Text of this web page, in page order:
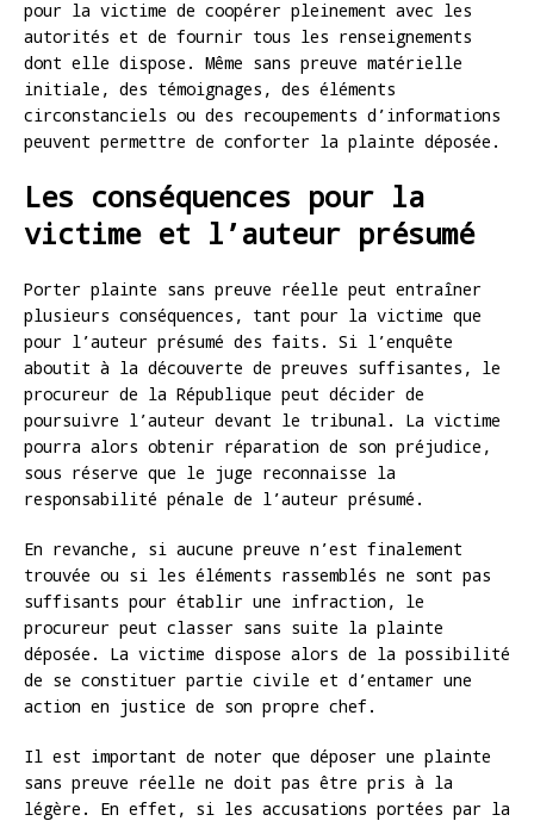
pour la victime de coopérer pleinement avec les
autorités et de fournir tous les renseignements
dont elle dispose. Même sans preuve matérielle
initiale, des témoignages, des éléments
circonstanciels ou des recoupements d’informations
peuvent permettre de conforter la plainte déposée.
Les conséquences pour la
victime et l’auteur présumé
Porter plainte sans preuve réelle peut entraîner
plusieurs conséquences, tant pour la victime que
pour l’auteur présumé des faits. Si l’enquête
aboutit à la découverte de preuves suffisantes, le
procureur de la République peut décider de
poursuivre l’auteur devant le tribunal. La victime
pourra alors obtenir réparation de son préjudice,
sous réserve que le juge reconnaisse la
responsabilité pénale de l’auteur présumé.
En revanche, si aucune preuve n’est finalement
trouvée ou si les éléments rassemblés ne sont pas
suffisants pour établir une infraction, le
procureur peut classer sans suite la plainte
déposée. La victime dispose alors de la possibilité
de se constituer partie civile et d’entamer une
action en justice de son propre chef.
Il est important de noter que déposer une plainte
sans preuve réelle ne doit pas être pris à la
légère. En effet, si les accusations portées par la